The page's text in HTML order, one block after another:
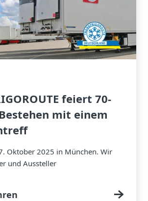
feiert 70-
mit einem
Oktober 2025 in München. Wir
und Aussteller